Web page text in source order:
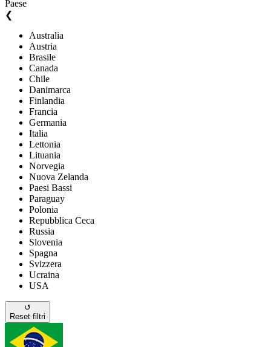
Paese
❮
Australia
Austria
Brasile
Canada
Chile
Danimarca
Finlandia
Francia
Germania
Italia
Lettonia
Lituania
Norvegia
Nuova Zelanda
Paesi Bassi
Paraguay
Polonia
Repubblica Ceca
Russia
Slovenia
Spagna
Svizzera
Ucraina
USA
↺
Reset filtri